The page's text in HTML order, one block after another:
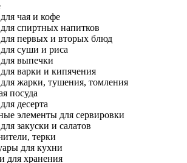
чая и кофе
спиртных напитков
первых и вторых блюд
суши и риса
выпечки
варки и кипячения
жарки, тушения, томления
посуда
десерта
элементы для сервировки
закуски и салатов
терки
для кухни
для хранения